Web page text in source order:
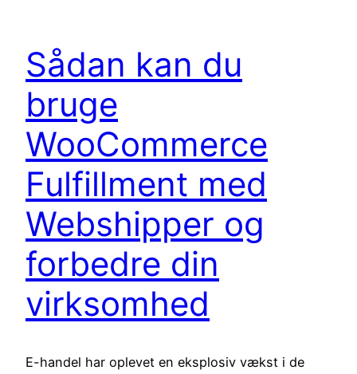
Sådan kan du
bruge
WooCommerce
Fulfillment med
Webshipper og
forbedre din
virksomhed
E-handel har oplevet en eksplosiv vækst i de